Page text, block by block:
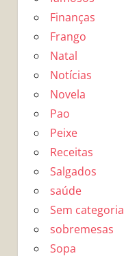
Finanças
Frango
Natal
Notícias
Novela
Pao
Peixe
Receitas
Salgados
saúde
Sem categoria
sobremesas
Sopa